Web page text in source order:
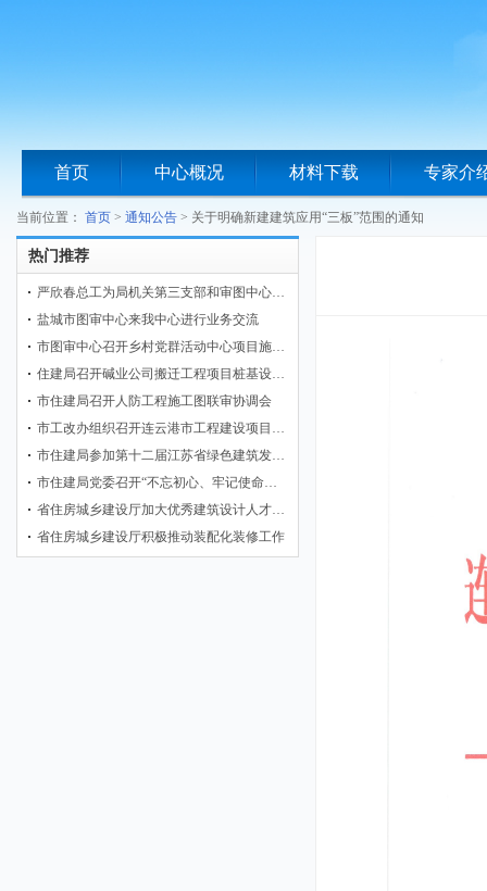
首页 中心概况 材料下载 专家介
当前位置： 首页 > 通知公告 > 关于明确新建建筑应用“三板”范围的通知
热门推荐
严欣春总工为局机关第三支部和审图中心…
盐城市图审中心来我中心进行业务交流
市图审中心召开乡村党群活动中心项目施…
住建局召开碱业公司搬迁工程项目桩基设…
市住建局召开人防工程施工图联审协调会
市工改办组织召开连云港市工程建设项目…
市住建局参加第十二届江苏省绿色建筑发…
市住建局党委召开“不忘初心、牢记使命…
省住房城乡建设厅加大优秀建筑设计人才…
省住房城乡建设厅积极推动装配化装修工作